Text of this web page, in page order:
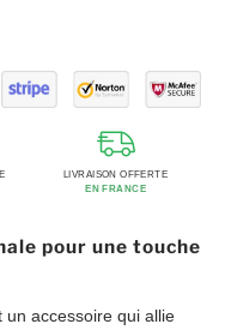
LIVRAISON OFFERTE
EN FRANCE
pour une touche
un accessoire qui allie